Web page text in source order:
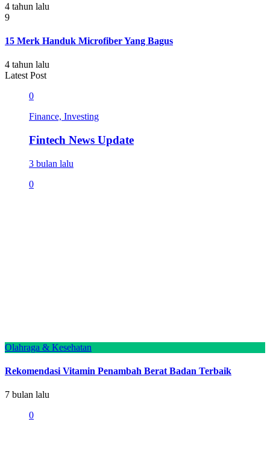
4 tahun lalu
9
15 Merk Handuk Microfiber Yang Bagus
4 tahun lalu
Latest Post
0
Finance, Investing
Fintech News Update
3 bulan lalu
0
Olahraga & Kesehatan
Rekomendasi Vitamin Penambah Berat Badan Terbaik
7 bulan lalu
0